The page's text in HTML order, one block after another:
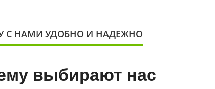
С НАМИ УДОБНО И НАДЕЖНО
выбирают нас